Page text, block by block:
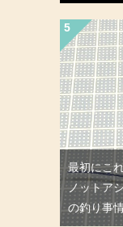
最初にこ
ノットア
の釣り事